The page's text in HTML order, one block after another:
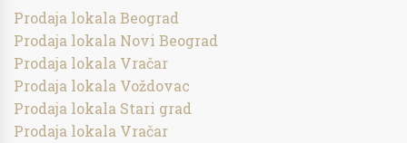
Prodaja lokala Beograd
Prodaja lokala Novi Beograd
Prodaja lokala Vračar
Prodaja lokala Voždovac
Prodaja lokala Stari grad
Prodaja lokala Vračar